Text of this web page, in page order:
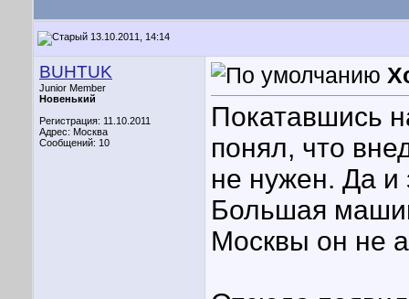
13.10.2011, 14:14
BUHTUK
Junior Member
Новенький
Регистрация: 11.10.2011
Адрес: Москва
Сообщений: 10
Покатавшись
понял, что
не нужен. Да и
Большая
Москвы он не